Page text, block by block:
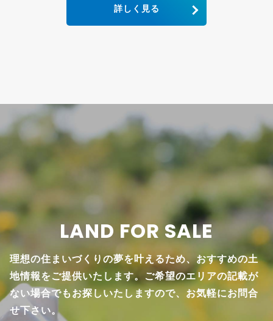
詳しく見る
LAND FOR SALE
理想の住まいづくりの夢を叶えるため、おすすめの土
地情報をご提供いたします。ご希望のエリアの記載が
ない場合でもお探しいたしますので、お気軽にお問合
せ下さい。